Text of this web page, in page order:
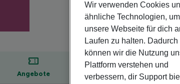
Angebote Hotelbeschreibung
Wir verwenden Cookies
ähnliche Technologien, um
unsere Webseite für dich
Laufen zu halten. Dadurch
können wir die Nutzung
Plattform verstehen und
verbessern, dir Support